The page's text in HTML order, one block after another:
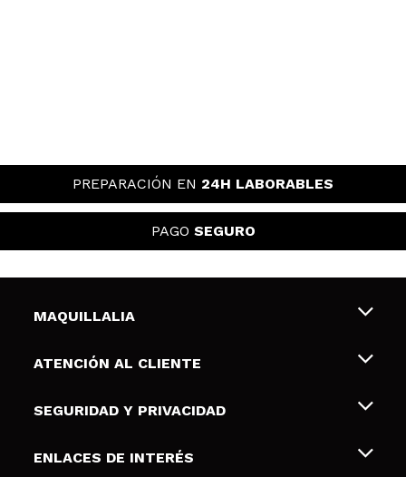
PREPARACIÓN EN 24H LABORABLES
PAGO SEGURO
MAQUILLALIA
Sobre nosotros
Tarjetas de Regalo
ATENCIÓN AL CLIENTE
Envíos y devoluciones
Formas de pago
SEGURIDAD Y PRIVACIDAD
Terminos y condiciones de uso
ENLACES DE INTERÉS